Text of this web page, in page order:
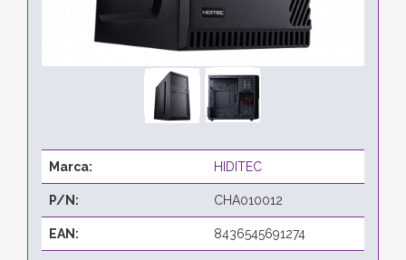
Marca: HIDITEC
P/N: CHA010012
EAN: 8436545691274